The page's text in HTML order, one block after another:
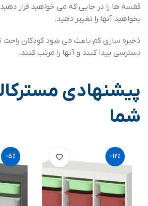
قفسه ها را در جایی که می خواهید قرار
بخواهید آنها را تغییر دهید.
ذخیره سازی کم باعث می شود کودکان راحت
دسترسی پیدا کنند و آنها را مرتب کنند.
پیشنهادی
شما
-5% -12%